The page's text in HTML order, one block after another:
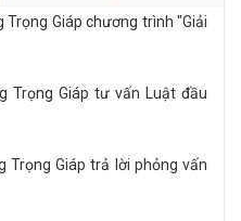
Trọng Giáp chương trình "Giải
Trọng Giáp tư vấn Luật đầu
Trọng Giáp trả lời phỏng vấn